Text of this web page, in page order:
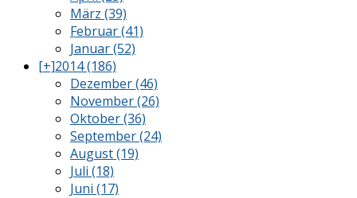
März (39)
Februar (41)
Januar (52)
[+]2014 (186)
Dezember (46)
November (26)
Oktober (36)
September (24)
August (19)
Juli (18)
Juni (17)